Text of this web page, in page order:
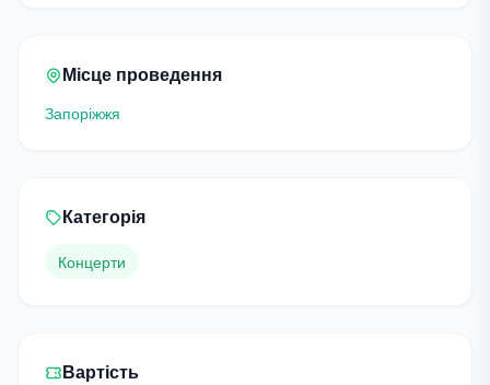
Місце проведення
Запоріжжя
Категорія
Концерти
Вартість